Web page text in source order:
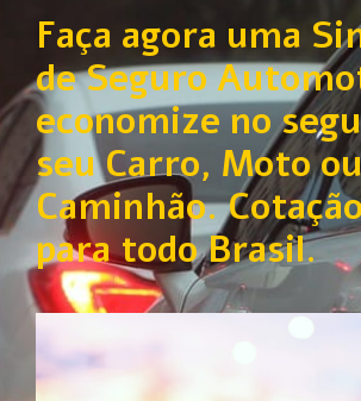
Faça agora uma
de Seguro
economize no
seu Carro, Moto ou
Caminhão.
para todo Brasil.